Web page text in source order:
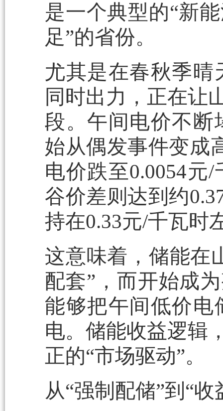
是一个典型的“新
足”的省份。
尤其是在春秋季
同时出力，正在让
段。午间电价不断
始从偶发事件变成
电价跌至0.0054元
谷价差则达到约
持在0.33元/千瓦时
这意味着，储能在
配套”，而开始成
能够把午间低价电
电。储能收益逻辑
正的“市场驱动”。
从“强制配储”到“